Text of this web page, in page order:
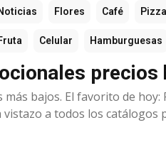
Flores Café Pizza
Celular Hamburguesas
precios
bajos. El favorito de
a todos los